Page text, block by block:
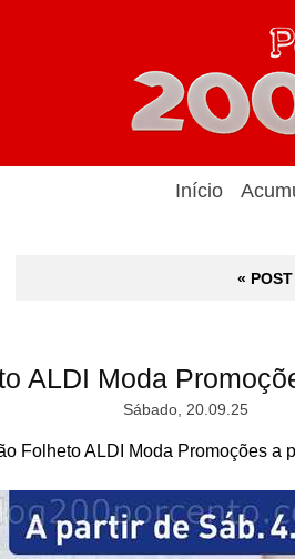
Início
«
ALDI Moda
Sábado, 20.09.25
Folheto ALDI Moda Promoções a